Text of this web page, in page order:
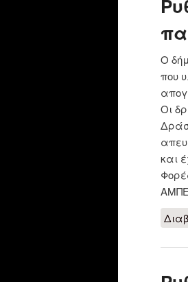
Ο
που
Οι
και